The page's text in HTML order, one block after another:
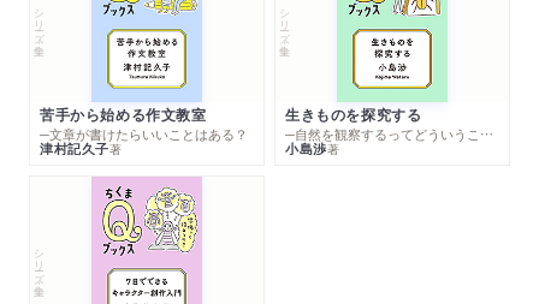
シリーズ・全集
苦手から始める作文教室
─文章が書けたらいいことはある？
津村記久子著
シリーズ・全集
生きものを探究する
─自然を観察するってどういうこと？
小島渉著
シリーズ・全集